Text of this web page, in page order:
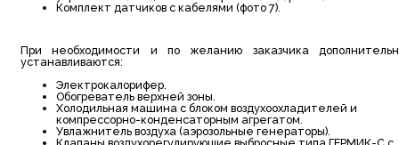
Комплект датчиков с кабелями (фото 7).
При необходимости и по желанию заказчика
устанавливаются:
Электрокалорифер.
Обогреватель верхней зоны.
Холодильная машина с блоком воздухоохладителей и
компрессорно-конденсаторным агрегатом.
Увлажнитель воздуха (аэрозольные генераторы).